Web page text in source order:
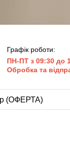
Графік роботи:
ПН-ПТ з 09:30 до
Обробка та
(ОФЕРТА)